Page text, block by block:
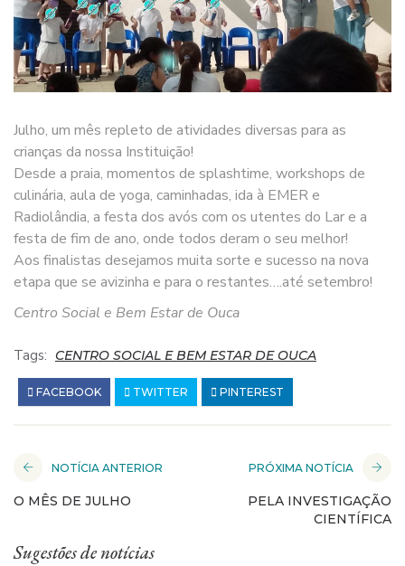
Julho, um mês repleto de atividades diversas para as
crianças da nossa Instituição!
Desde a praia, momentos de splashtime, workshops de
culinária, aula de yoga, caminhadas, ida à EMER e
Radiolândia, a festa dos avós com os utentes do Lar e a
festa de fim de ano, onde todos deram o seu melhor!
Aos finalistas desejamos muita sorte e sucesso na nova
etapa que se avizinha e para o restantes….até setembro!
Centro Social e Bem Estar de Ouca
Tags: CENTRO SOCIAL E BEM ESTAR DE OUCA
FACEBOOK TWITTER PINTEREST
NOTÍCIA ANTERIOR
O MÊS DE JULHO
PRÓXIMA NOTÍCIA
PELA INVESTIGAÇÃO
CIENTÍFICA
Sugestões de notícias